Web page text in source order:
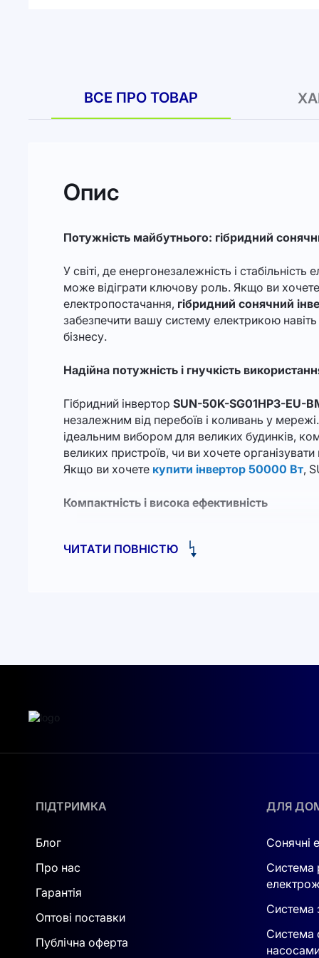
ВСЕ ПРО ТОВАР
Опис
Потужність майбутнього: гібридний
У світі, де енергонезалежність і
може відіграти ключову роль. Якщо ви
електропостачання, гібридний сонячний
забезпечити вашу систему електрикою
бізнесу.
Надійна потужність і гнучкість
Гібридний інвертор SUN-50K-SG01HP3-EU-
незалежним від перебоїв і коливань у
ідеальним вибором для великих будинків,
великих пристроїв, чи ви хочете
Якщо ви хочете купити інвертор 50000 Вт,
Компактність і висока ефективність
вашу існуючу систему, не займаючи занадто
інвертори дозволяють не лише ефективно
Переваги SUN-50K-SG01HP3-EU-BM4:
: можливість роботи як від
Зручність і надійність в одному пристрої
Цей інвертор спроектований так, щоб
ЧИТАТИ ПОВНІСТЮ
ПІДТРИМКА
Блог
Про нас
Гарантія
Оптові поставки
Публічна оферта
ДЛЯ
Сонячні
Система
Система
Система